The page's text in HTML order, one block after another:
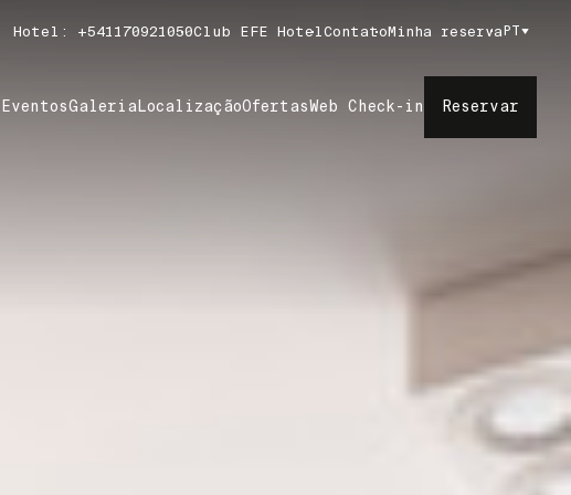
Hotel: +541170921050Club EFE HotelContatoMinha reservaPT
EventosGaleria LocalizaçãoOfertasWeb Check-in Reservar